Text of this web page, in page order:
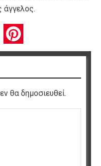
άγγελος.
Twitter
θα δημοσιευθεί.